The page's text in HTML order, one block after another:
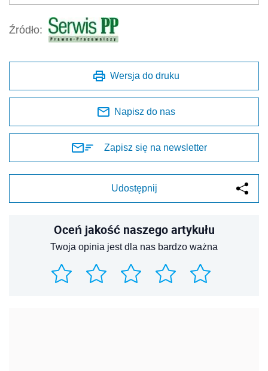
Źródło:
Wersja do druku
Napisz do nas
Zapisz się na newsletter
Udostępnij
Oceń jakość naszego artykułu
Twoja opinia jest dla nas bardzo ważna